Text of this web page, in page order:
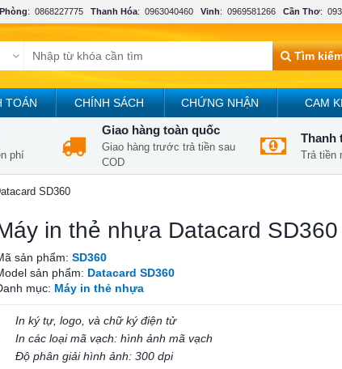
: 0868227775 Thanh Hóa: 0963040460 Vinh: 0969581266 Cần Thơ:
Tìm
TOÁN CHÍNH SÁCH CHỨNG NHẬN CAM
phí
Giao hàng toàn quốc
Giao hàng trước trả tiền sau
COD
Thanh
Trả tiền
SD360
in thẻ nhựa Datacard SD360
sản phẩm: SD360
sản phẩm: Datacard SD360
mục: Máy in thẻ nhựa
In ký tự, logo, và chữ ký điện tử
In các loại mã vạch: hình ảnh mã vạch
Độ phân giải hình ảnh: 300 dpi